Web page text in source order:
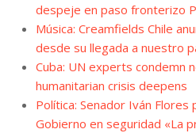
despeje en paso fronterizo
Música: Creamfields Chile
desde su llegada a nuestro
Cuba: UN experts condemn
humanitarian crisis deepens
Política: Senador Iván Flores
Gobierno en seguridad «La